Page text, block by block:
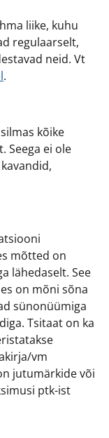
liike, kuhu
regulaarselt,
neid. Vt
.
kõike
Seega ei ole
mõtted on
lähedaselt. See
on mõni sõna
sünonüümiga
Tsitaat on ka
vm
jutumärkide või
ptk-ist